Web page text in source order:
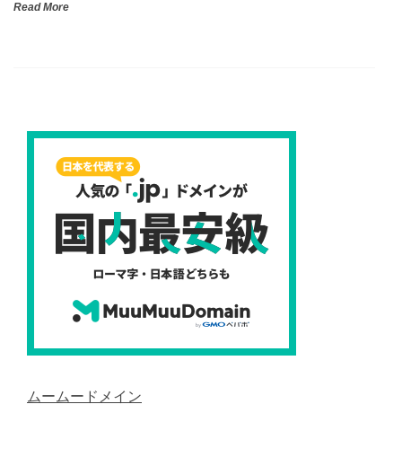
Read More
ムームードメイン